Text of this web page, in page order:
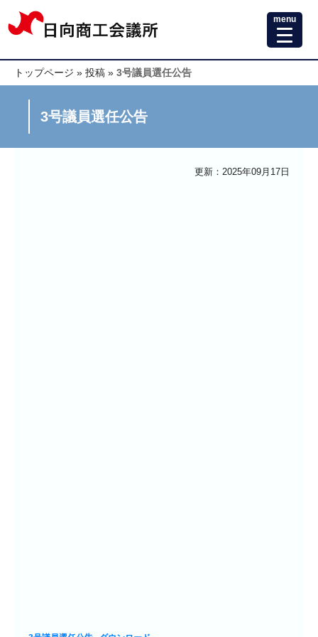
menu
トップページ » 投稿 » 3号議員選任公告
3号議員選任公告
更新：2025年09月17日